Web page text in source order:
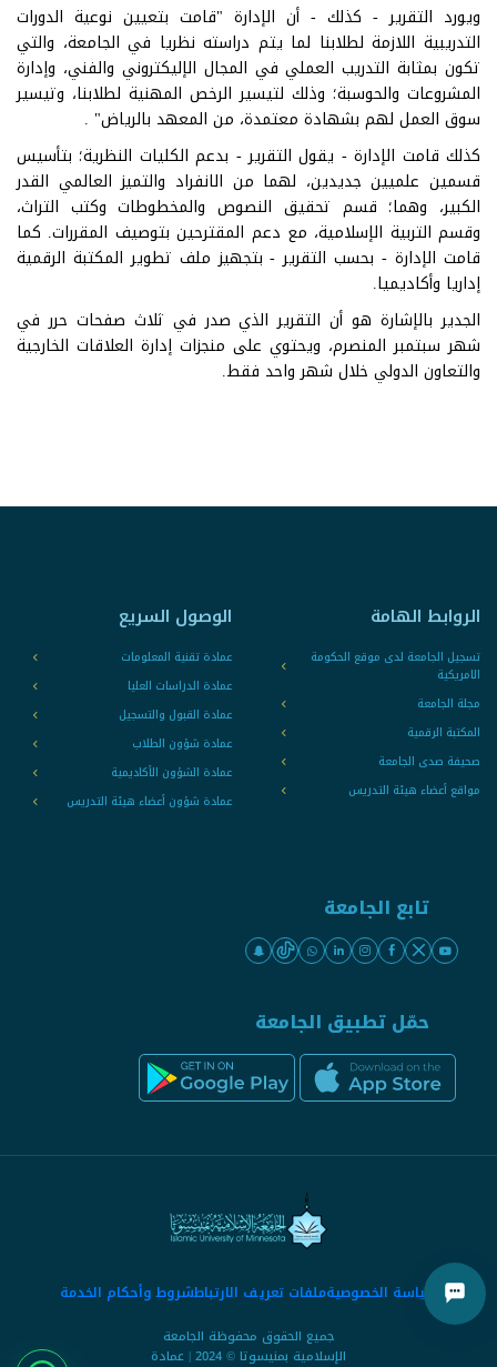
ويورد التقرير - كذلك - أن الإدارة "قامت بتعيين نوعية الدورات
التدريبية اللازمة لطلابنا لما يتم دراسته نظريا في الجامعة، والتي
تكون بمثابة التدريب العملي في المجال الإليكتروني والفني، وإدارة
المشروعات والحوسبة؛ وذلك لتيسير الرخص المهنية لطلابنا، وتيسير
سوق العمل لهم بشهادة معتمدة، من المعهد بالرياض" .
كذلك قامت الإدارة - يقول التقرير - بدعم الكليات النظرية؛ بتأسيس
قسمين علميين جديدين، لهما من الانفراد والتميز العالمي القدر
الكبير، وهما؛ قسم تحقيق النصوص والمخطوطات وكتب التراث،
وقسم التربية الإسلامية، مع دعم المقترحين بتوصيف المقررات. كما
قامت الإدارة - بحسب التقرير - بتجهيز ملف تطوير المكتبة الرقمية
إداريا وأكاديميا.
الجدير بالإشارة هو أن التقرير الذي صدر في ثلاث صفحات حرر في
شهر سبتمبر المنصرم، ويحتوي على منجزات إدارة العلاقات الخارجية
والتعاون الدولي خلال شهر واحد فقط.
الروابط الهامة
تسجيل الجامعة لدى موقع الحكومة
الامريكية
مجلة الجامعة
المكتبة الرقمية
صحيفة صدى الجامعة
مواقع أعضاء هيئة التدريس
الوصول السريع
عمادة تقنية المعلومات
عمادة الدراسات العليا
عمادة القبول والتسجيل
عمادة شؤون الطلاب
عمادة الشؤون الأكاديمية
عمادة شؤون أعضاء هيئة التدريس
تابع الجامعة
حمّل تطبيق الجامعة
سياسة الخصوصيةملفات تعريف الارتباطشروط وأحكام الخدمة
جميع الحقوق محفوظة الجامعة
الإسلامية بمنيسوتا © 2024 | عمادة